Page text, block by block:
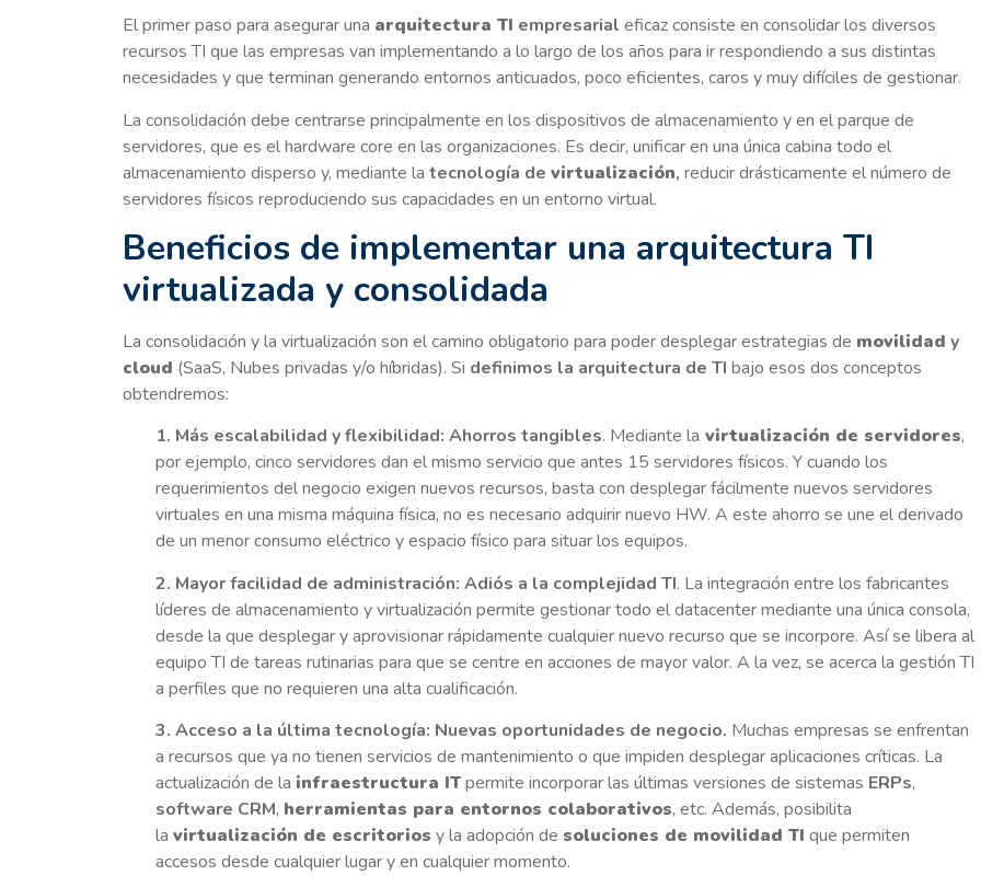
El primer paso para asegurar una arquitectura TI empresarial eficaz consiste en consolidar los diversos
recursos TI que las empresas van implementando a lo largo de los años para ir respondiendo a sus distintas
necesidades y que terminan generando entornos anticuados, poco eficientes, caros y muy difíciles de gestionar.
La consolidación debe centrarse principalmente en los dispositivos de almacenamiento y en el parque de
servidores, que es el hardware core en las organizaciones. Es decir, unificar en una única cabina todo el
almacenamiento disperso y, mediante la tecnología de virtualización, reducir drásticamente el número de
servidores físicos reproduciendo sus capacidades en un entorno virtual.
Beneficios de implementar una arquitectura TI
virtualizada y consolidada
La consolidación y la virtualización son el camino obligatorio para poder desplegar estrategias de movilidad y
cloud (SaaS, Nubes privadas y/o híbridas). Si definimos la arquitectura de TI bajo esos dos conceptos
obtendremos:
1. Más escalabilidad y flexibilidad: Ahorros tangibles. Mediante la virtualización de servidores,
por ejemplo, cinco servidores dan el mismo servicio que antes 15 servidores físicos. Y cuando los
requerimientos del negocio exigen nuevos recursos, basta con desplegar fácilmente nuevos servidores
virtuales en una misma máquina física, no es necesario adquirir nuevo HW. A este ahorro se une el derivado
de un menor consumo eléctrico y espacio físico para situar los equipos.
2. Mayor facilidad de administración: Adiós a la complejidad TI. La integración entre los fabricantes
líderes de almacenamiento y virtualización permite gestionar todo el datacenter mediante una única consola,
desde la que desplegar y aprovisionar rápidamente cualquier nuevo recurso que se incorpore. Así se libera al
equipo TI de tareas rutinarias para que se centre en acciones de mayor valor. A la vez, se acerca la gestión TI
a perfiles que no requieren una alta cualificación.
3. Acceso a la última tecnología: Nuevas oportunidades de negocio. Muchas empresas se enfrentan
a recursos que ya no tienen servicios de mantenimiento o que impiden desplegar aplicaciones críticas. La
actualización de la infraestructura ITpermite incorporar las últimas versiones de sistemas ERPs,
software CRM, herramientas para entornos colaborativos, etc. Además, posibilita
la virtualización de escritorios y la adopción de soluciones de movilidad TI que permiten
accesos desde cualquier lugar y en cualquier momento.